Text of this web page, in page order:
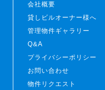
会社概要
貸しビルオーナー様へ
管理物件ギャラリー
Q&A
プライバシーポリシー
お問い合わせ
物件リクエスト